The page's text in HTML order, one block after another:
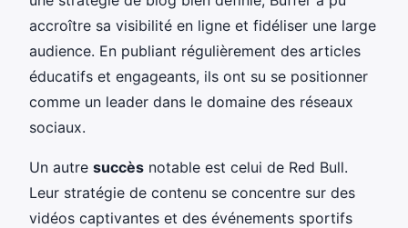
accroître sa visibilité en ligne et fidéliser une large
audience. En publiant régulièrement des articles
éducatifs et engageants, ils ont su se positionner
comme un leader dans le domaine des réseaux
sociaux.
Un autre succès notable est celui de Red Bull.
Leur stratégie de contenu se concentre sur des
vidéos captivantes et des événements sportifs